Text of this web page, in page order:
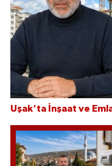
Uşak'ta İnşaat ve